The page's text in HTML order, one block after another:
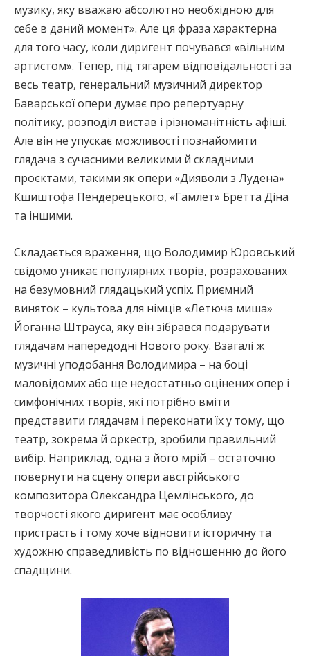
музику, яку вважаю абсолютно необхідною для
себе в даний момент». Але ця фраза характерна
для того часу, коли диригент почувався «вільним
артистом». Тепер, під тягарем відповідальності за
весь театр, генеральний музичний директор
Баварської опери думає про репертуарну
політику, розподіл вистав і різноманітність афіші.
Але він не упускає можливості познайомити
глядача з сучасними великими й складними
проєктами, такими як опери «Дияволи з Лудена»
Кшиштофа Пендерецького, «Гамлет» Бретта Діна
та іншими.
Складається враження, що Володимир Юровський
свідомо уникає популярних творів, розрахованих
на безумовний глядацький успіх. Приємний
виняток – культова для німців «Летюча миша»
Йоганна Штрауса, яку він зібрався подарувати
глядачам напередодні Нового року. Взагалі ж
музичні уподобання Володимира – на боці
маловідомих або ще недостатньо оцінених опер і
симфонічних творів, які потрібно вміти
представити глядачам і переконати їх у тому, що
театр, зокрема й оркестр, зробили правильний
вибір. Наприклад, одна з його мрій – остаточно
повернути на сцену опери австрійського
композитора Олександра Цемлінського, до
творчості якого диригент має особливу
пристрасть і тому хоче відновити історичну та
художню справедливість по відношенню до його
спадщини.